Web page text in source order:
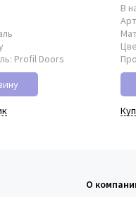
Profil Doors
В
О